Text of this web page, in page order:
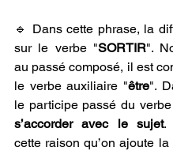
🔹 Dans cette phrase, la
sur le verbe "SORTIR".
au passé composé, il est
le verbe auxiliaire "être".
le participe passé du
s’accorder avec le sujet.
cette raison qu’on ajoute la